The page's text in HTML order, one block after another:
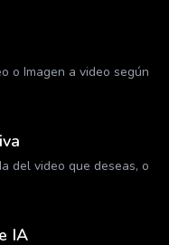
o Imagen a video según
del video que deseas, o
IA